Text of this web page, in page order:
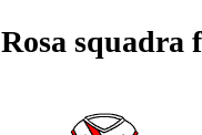
Rosa squadra